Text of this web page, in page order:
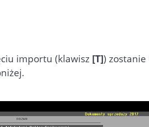
importu (klawisz [T])